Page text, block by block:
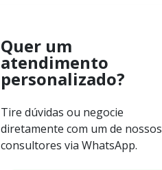
Quer um
atendimento
personalizado?
Tire dúvidas ou negocie
diretamente com um de nossos
consultores via WhatsApp.